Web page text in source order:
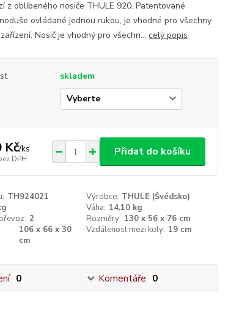
z oblíbeného nosiče THULE 920. Patentované
ovládané jednou rukou, je vhodné pro všechny
Nosič je vhodný pro všechn... celý popis
skladem
Kč/ks
DPH
Přidat do košíku
TH924021 Výrobce: THULE (Švédsko)
Váha: 14,10 kg
2 Rozměry: 130 x 56 x 76 cm
106 x 66 x 30
cm
Vzdálenost mezi koly: 19 cm
0 Komentáře 0